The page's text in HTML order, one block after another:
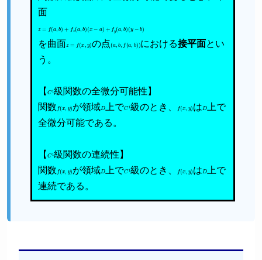
面
a, + , b x− a a ( y b)
を曲面 x, の点 ( b f(a b)) における接平面とい
う。
【 C1級関数の全微分可能性】
関数 (x が領域D上でC1級のとき、 f(x は D上で
全微分可能である。
【 C1級関数の連続性】
関数 (x が領域D上でC1級のとき、 f(x は D上で
連続である。